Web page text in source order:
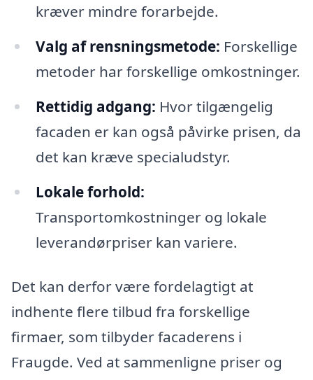
kræver mindre forarbejde.
Valg af rensningsmetode: Forskellige
metoder har forskellige omkostninger.
Rettidig adgang: Hvor tilgængelig
facaden er kan også påvirke prisen, da
det kan kræve specialudstyr.
Lokale forhold:
Transportomkostninger og lokale
leverandørpriser kan variere.
Det kan derfor være fordelagtigt at
indhente flere tilbud fra forskellige
firmaer, som tilbyder facaderens i
Fraugde. Ved at sammenligne priser og